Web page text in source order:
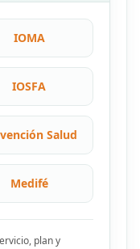
IOMA
IOSFA
Salud
Medifé
plan y